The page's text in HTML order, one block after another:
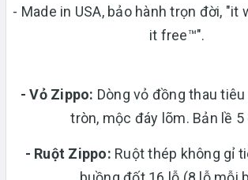
- Made in USA, bảo hành trọn đời,
it free™".
- Vỏ Zippo: Dòng vỏ đồng thau
tròn, mộc đáy lõm. Bản lề 5
- Ruột Zippo: Ruột thép không gỉ